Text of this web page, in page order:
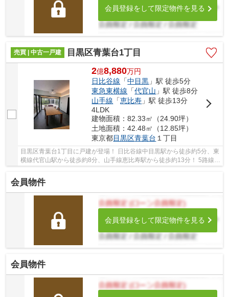
会員登録をして限定物件を見る
売買 | 中古一戸建 目黒区青葉台1丁目
2億8,880万円
日比谷線 「中目黒 」駅 徒歩5分
東急東横線 「代官山 」駅 徒歩8分
山手線 「恵比寿 」駅 徒歩13分
4LDK
建物面積：82.33㎡（24.90坪）
土地面積：42.48㎡（12.85坪）
東京都目黒区青葉台 １丁目
目黒区青葉台1丁目に戸建が登場！ 日比谷線中目黒駅から徒歩約5分、東
横線代官山駅から徒歩約8分、山手線恵比寿駅から徒歩約13分！ 5路線3
会員物件
会員登録をして限定物件を見る
会員物件